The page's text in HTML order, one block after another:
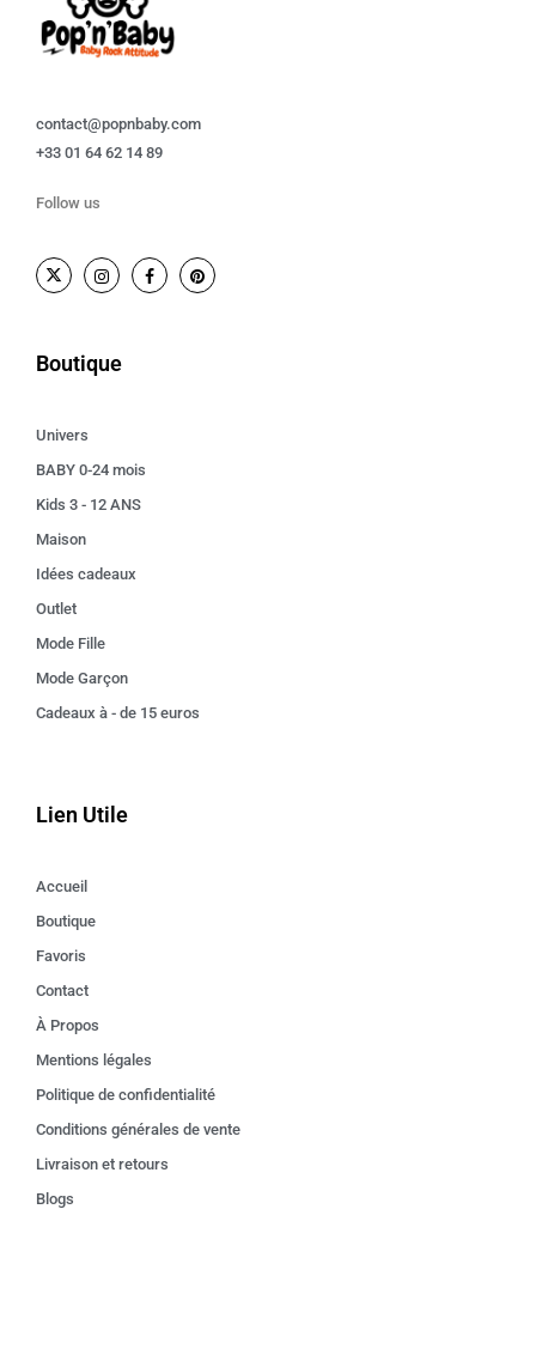
contact@popnbaby.com
+33 01 64 62 14 89
Follow us
Boutique
Univers
BABY 0-24 mois
Kids 3 - 12 ANS
Maison
Idées cadeaux
Outlet
Mode Fille
Mode Garçon
Cadeaux à - de 15 euros
Lien Utile
Accueil
Boutique
Favoris
Contact
À Propos
Mentions légales
Politique de confidentialité
Conditions générales de vente
Livraison et retours
Blogs